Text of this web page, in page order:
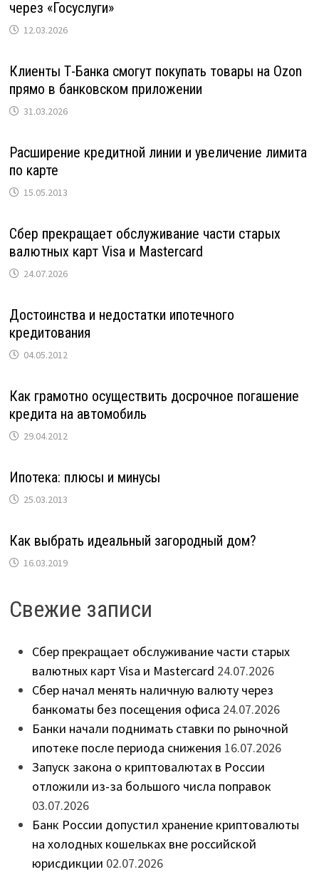
через «Госуслуги»
12.03.2026
Клиенты Т-Банка смогут покупать товары на Ozon
прямо в банковском приложении
31.03.2026
Расширение кредитной линии и увеличение лимита
по карте
15.05.2013
Сбер прекращает обслуживание части старых
валютных карт Visa и Mastercard
24.07.2026
Достоинства и недостатки ипотечного
кредитования
04.05.2012
Как грамотно осуществить досрочное погашение
кредита на автомобиль
29.04.2012
Ипотека: плюсы и минусы
25.03.2013
Как выбрать идеальный загородный дом?
16.03.2019
Свежие записи
Сбер прекращает обслуживание части старых
валютных карт Visa и Mastercard 24.07.2026
Сбер начал менять наличную валюту через
банкоматы без посещения офиса 24.07.2026
Банки начали поднимать ставки по рыночной
ипотеке после периода снижения 16.07.2026
Запуск закона о криптовалютах в России
отложили из-за большого числа поправок
03.07.2026
Банк России допустил хранение криптовалюты
на холодных кошельках вне российской
юрисдикции 02.07.2026